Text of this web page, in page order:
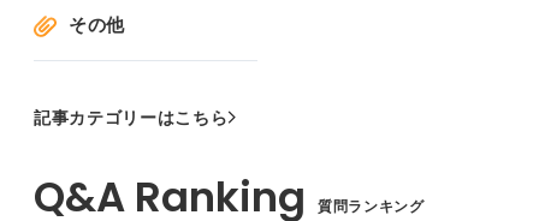
その他
記事カテゴリーはこちら
質問ランキング